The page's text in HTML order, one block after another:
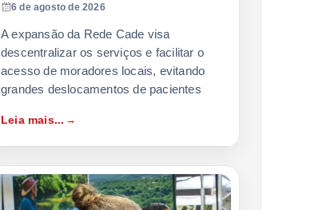
6 de agosto de 2026
A expansão da Rede Cade visa
descentralizar os serviços e facilitar o
acesso de moradores locais, evitando
grandes deslocamentos de pacientes
Leia mais...